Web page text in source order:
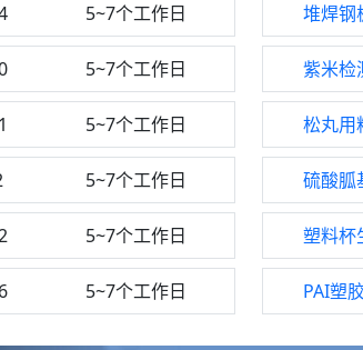
5~7个工作日 堆焊钢
5~7个工作日 紫米检
5~7个工作日 松丸用
5~7个工作日 硫酸胍
5~7个工作日 塑料杯
5~7个工作日 PAI塑